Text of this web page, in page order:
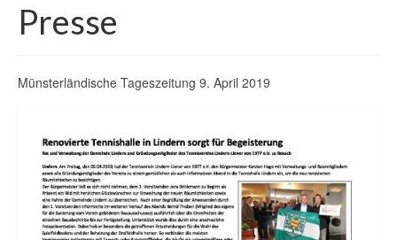
Der Verein
Aussenanlage
Halle
Chronik
Presse
Münsterländische Tageszeitung 9. April 2019